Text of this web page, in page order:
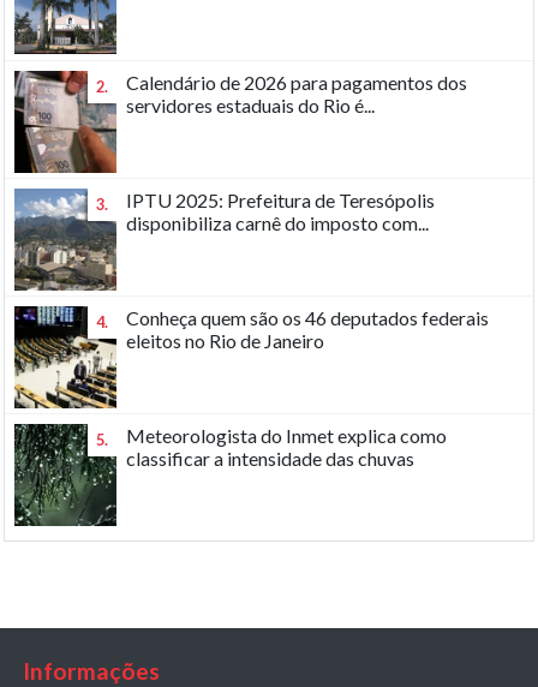
2.
Calendário de 2026 para pagamentos dos
servidores estaduais do Rio é...
3.
IPTU 2025: Prefeitura de Teresópolis
disponibiliza carnê do imposto com...
4.
Conheça quem são os 46 deputados federais
eleitos no Rio de Janeiro
5.
Meteorologista do Inmet explica como
classificar a intensidade das chuvas
Informações